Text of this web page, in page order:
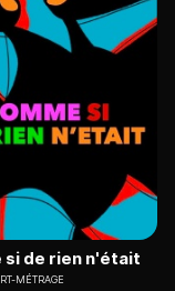
si de rien n'était
MÉTRAGE